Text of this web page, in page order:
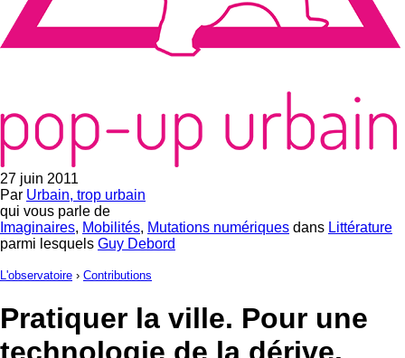
27 juin 2011
Par Urbain, trop urbain
qui vous parle de
Imaginaires, Mobilités, Mutations numériques dans Littérature
parmi lesquels Guy Debord
L'observatoire › Contributions
Pratiquer la ville. Pour une